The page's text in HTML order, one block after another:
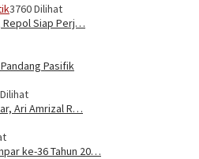
3760 Dilihat
Repol Siap Perj…
Pasifik
Ari Amrizal R…
ke-36 Tahun 20…